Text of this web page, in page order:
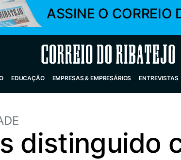
ASSINE O CORREIO
Correio do Ribatejo
EDUCAÇÃO EMPRESAS & EMPRESÁRIOS ENTREVISTAS
distinguido